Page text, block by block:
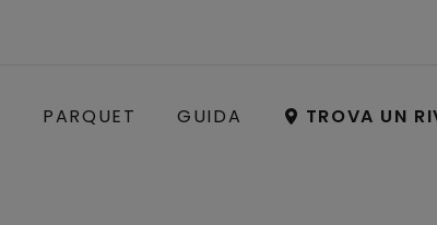
PARQUET GUIDA TROVA UN